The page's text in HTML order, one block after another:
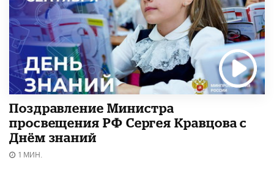
Поздравление Министра
просвещения РФ Сергея Кравцова с
Днём знаний
1 МИН.